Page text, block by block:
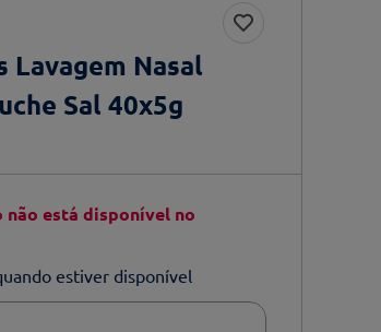
Lavagem Nasal
Sal 40x5g
não está disponível no
estiver disponível